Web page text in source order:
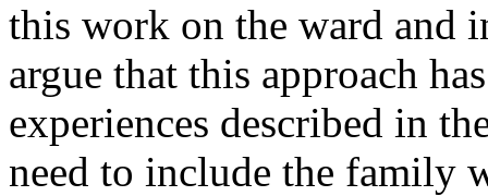
this work on the ward and
argue that this approach
experiences described in
need to include the family